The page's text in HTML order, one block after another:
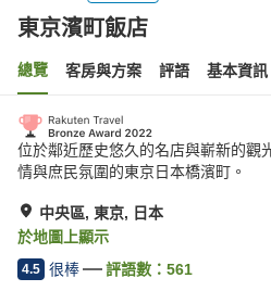
東京濱町飯店
總覽 客房與方案 評語 基本資訊
位於鄰近歷史悠久的名店與嶄新的觀
情與庶民氛圍的東京日本橋濱町。
中央區, 東京, 日本
於地圖上顯示
4.5 很棒 評語數： 561